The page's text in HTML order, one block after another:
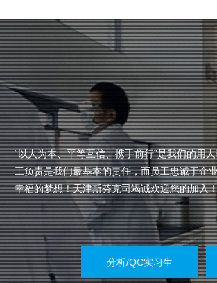
“以人为本、平等互信、携手前行”是我们的用
工负责是我们最基本的责任，而员工忠诚于企
幸福的梦想！天津斯芬克司竭诚欢迎您的加入
分析/QC实习生